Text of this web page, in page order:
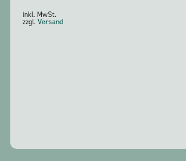
inkl. MwSt.
zzgl. Versand